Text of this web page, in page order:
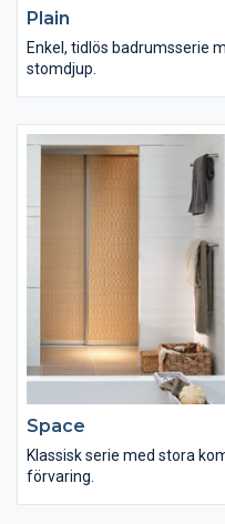
Plain
Enkel, tidlös badrumsserie
stomdjup.
Space
Klassisk serie med stora
förvaring.